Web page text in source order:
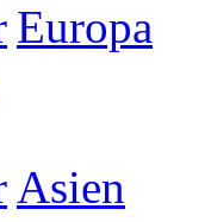
Europa
Asien